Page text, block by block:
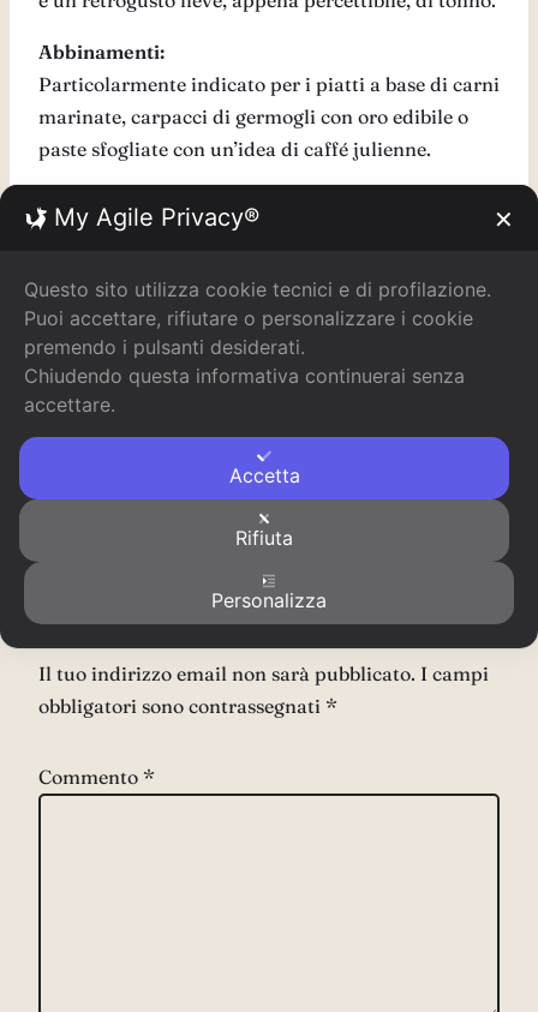
Abbinamenti:
Particolarmente indicato per i piatti a base di carni
marinate, carpacci di germogli con oro edibile o
paste sfogliate con un’idea di caffé julienne.
Bonus:
La ricettaperfetta per questo vino
La recensione già prontadel ristorante in cui lo
berrai
Ne bevo, un altro, grazie!
Lascia un commento
Il tuo indirizzo email non sarà pubblicato. I campi
obbligatori sono contrassegnati *
Commento *
My Agile Privacy® ✕
Questo sito utilizza cookie tecnici e di profilazione.
Puoi accettare, rifiutare o personalizzare i cookie
premendo i pulsanti desiderati.
Chiudendo questa informativa continuerai senza
accettare.
Accetta
Rifiuta
Personalizza